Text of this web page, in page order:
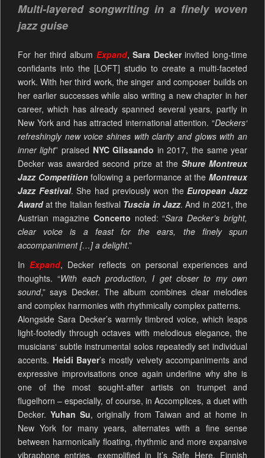
Multi-layered songwriting in a finely woven
jazz guise
For her third album Expand,Sara Deckerinvited long-time
confidants into the [LOFT] studio to create a multi-faceted
work. With her third work, the singer and composer builds on
her earlier successes while also writing a new chapter in her
career, which has already spanned several years, partly in
New York and has attracted international attention. “Deckers‘
refreshingly new voice shines with clarity and glows with an
inner light” praised NYC Glissando in 2017, the same year
Decker was awarded second prize at the Shure Montreux
Jazz Competition following a performance at theMontreux
Jazz Festival. She had previously won theEuropean Jazz
Award at the Italian festival Tuscia in Jazz. And in 2021, the
Austrian magazine Concerto noted: “Sara Decker’s bright,
clear voice is a feast for the ears, the finely spun
accompaniment […] a delight.”
InExpand, Decker reflects on personal experiences and
thoughts. “With each production, I get closer to my own
sound,” says Decker. The album combines clear melodies
and complex harmonies with rhythmically complex patterns.
Alongside Sara Decker’s warmly timbred voice, which leaps
light-footedly through octaves with melodious elegance, the
musicians‘ subtle instrumental solos repeatedly set individual
accents. Heidi Bayer’s mostly velvety accompaniments and
expressive improvisations once again underline why she is
one of the most sought-after artists on trumpet and
flugelhorn – especially, of course, in Accomplices, a duet with
Decker. Yuhan Su, originally from Taiwan and at home in
New York for many years, alternates with a fine sense
between harmonically floating, rhythmic and more expansive
vibraphone entries, exemplified in It’s Safe Here. Finnish